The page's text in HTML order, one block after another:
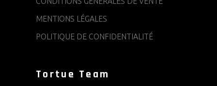
MENTIONS LÉGALES
POLITIQUE DE CONFIDENTIALITÉ
Tortue Team